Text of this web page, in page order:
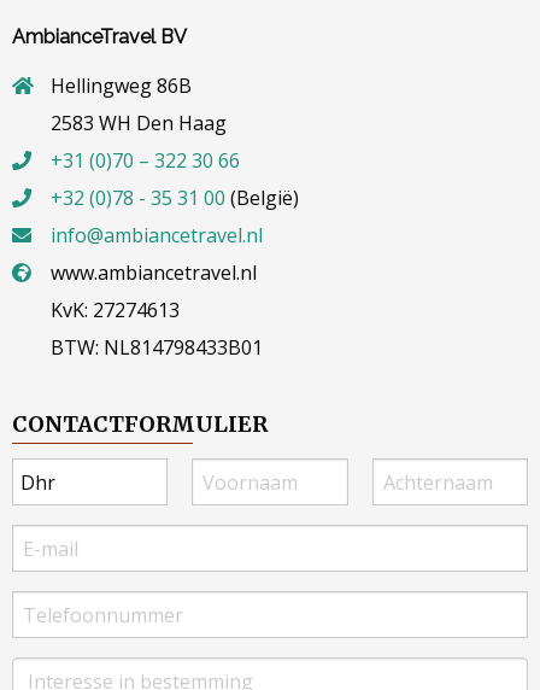
AmbianceTravel BV
Hellingweg 86B
2583 WH Den Haag
+31 (0)70 – 322 30 66
+32 (0)78 - 35 31 00 (België)
info@ambiancetravel.nl
www.ambiancetravel.nl
KvK: 27274613
BTW: NL814798433B01
CONTACTFORMULIER